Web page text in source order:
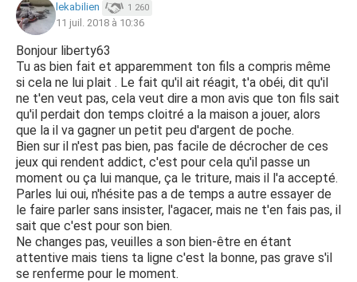
lekabilien 1 260
11 juil. 2018 à 10:36
Bonjour liberty63
Tu as bien fait et apparemment ton fils a compris même
si cela ne lui plait . Le fait qu'il ait réagit, t'a obéi, dit qu'il
ne t'en veut pas, cela veut dire a mon avis que ton fils sait
qu'il perdait don temps cloitré a la maison a jouer, alors
que la il va gagner un petit peu d'argent de poche.
Bien sur il n'est pas bien, pas facile de décrocher de ces
jeux qui rendent addict, c'est pour cela qu'il passe un
moment ou ça lui manque, ça le triture, mais il l'a accepté.
Parles lui oui, n'hésite pas a de temps a autre essayer de
le faire parler sans insister, l'agacer, mais ne t'en fais pas, il
sait que c'est pour son bien.
Ne changes pas, veuilles a son bien-être en étant
attentive mais tiens ta ligne c'est la bonne, pas grave s'il
se renferme pour le moment.